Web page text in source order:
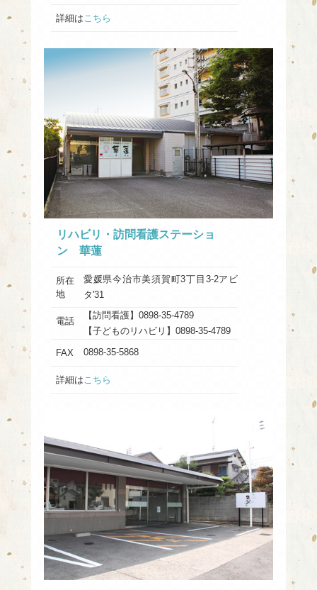
詳細は こちら
リハビリ・訪問看護ステーショ
ン 華蓮
所在
地
愛媛県今治市美須賀町3丁目3-2アビ
タ'31
電話
【訪問看護】0898-35-4789
【子どものリハビリ】0898-35-4789
FAX 0898-35-5868
詳細は こちら